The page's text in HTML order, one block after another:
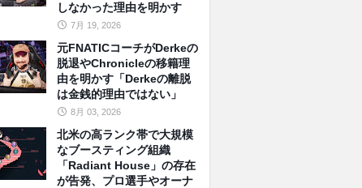
しなかった理由を明かす
7月 19, 2026
元FNATICコーチがDerkeの
脱退やChronicleの移籍理
由を明かす「Derkeの離脱
は金銭的理由ではない」
8月 03, 2026
北米の高ランク帯で大規模
なブースティング組織
「Radiant House」の存在
が告発、プロ選手やオーナ